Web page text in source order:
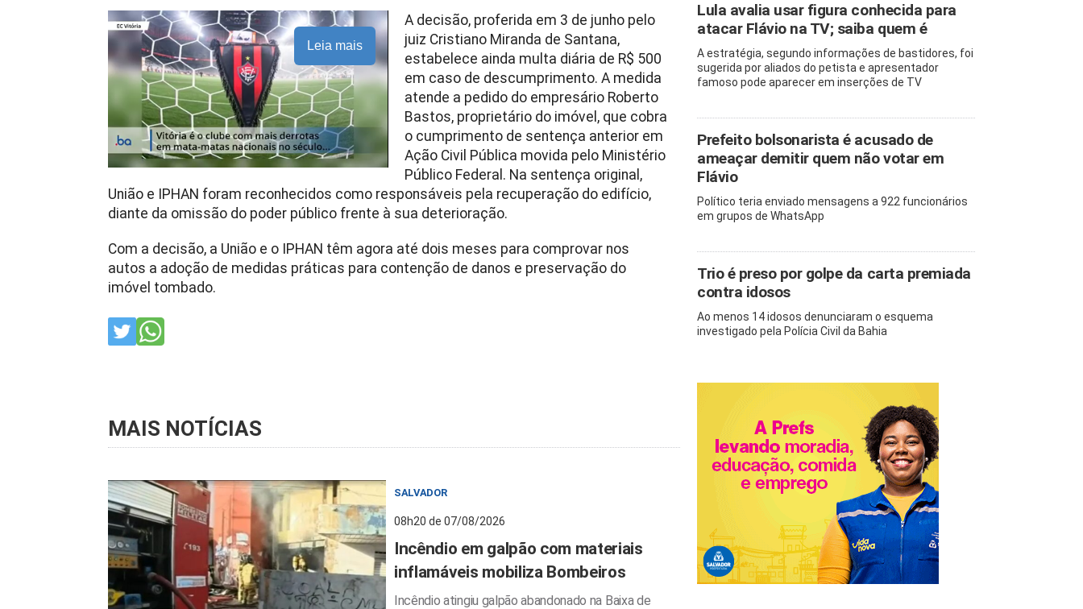
Leia mais
A decisão, proferida em 3 de junho pelo
juiz Cristiano Miranda de Santana,
estabelece ainda multa diária de R$ 500
em caso de descumprimento. A medida
atende a pedido do empresário Roberto
Bastos, proprietário do imóvel, que cobra
o cumprimento de sentença anterior em
Ação Civil Pública movida pelo Ministério
Público Federal. Na sentença original,
União e IPHAN foram reconhecidos como responsáveis pela recuperação do edifício,
diante da omissão do poder público frente à sua deterioração.
Com a decisão, a União e o IPHAN têm agora até dois meses para comprovar nos
autos a adoção de medidas práticas para contenção de danos e preservação do
imóvel tombado.
MAIS NOTÍCIAS
SALVADOR
08h20 de 07/08/2026
Incêndio em galpão com materiais
inflamáveis mobiliza Bombeiros
Incêndio atingiu galpão abandonado na Baixa de
Lula avalia usar figura conhecida para
atacar Flávio na TV; saiba quem é
A estratégia, segundo informações de bastidores, foi
sugerida por aliados do petista e apresentador
famoso pode aparecer em inserções de TV
Prefeito bolsonarista é acusado de
ameaçar demitir quem não votar em
Flávio
Político teria enviado mensagens a 922 funcionários
em grupos de WhatsApp
Trio é preso por golpe da carta premiada
contra idosos
Ao menos 14 idosos denunciaram o esquema
investigado pela Polícia Civil da Bahia